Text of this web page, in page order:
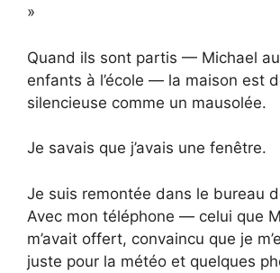
»
Quand ils sont partis — Michael
enfants à l’école — la maison est
silencieuse comme un mausolée.
Je savais que j’avais une fenêtre.
Je suis remontée dans le bureau
Avec mon téléphone — celui que
m’avait offert, convaincu que je
juste pour la météo et quelques